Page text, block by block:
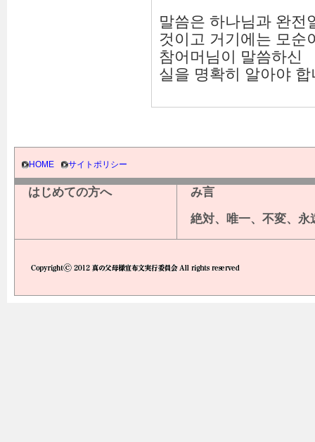
말씀은 하나님과 완전
것이고 거기에는 모순
참어머님이 말씀하신
실을 명확히 알아야 합
HOME サイトポリシー
はじめての方へ
み言
絶対、唯一、不変、永